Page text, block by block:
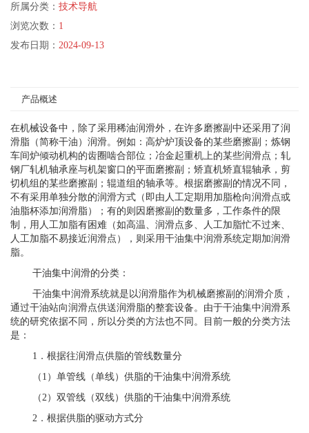
所属分类： 技术导航
浏览次数： 1
发布日期： 2024-09-13
产品概述
在机械设备中，除了采用稀油润滑外，在许多磨擦副中还采用了润
滑脂（简称干油）润滑。例如：高炉炉顶设备的某些磨擦副；炼钢
车间炉倾动机构的齿圈啮合部位；冶金起重机上的某些润滑点；轧
钢厂轧机轴承座与机架窗口的平面磨擦副；矫直机矫直辊轴承，剪
切机组的某些磨擦副；辊道组的轴承等。根据磨擦副的情况不同，
不有采用单独分散的润滑方式（即由人工定期用加脂枪向润滑点或
油脂杯添加润滑脂）；有的则因磨擦副的数量多，工作条件的限
制，用人工加脂有困难（如高温、润滑点多、人工加脂忙不过来、
人工加脂不易接近润滑点），则采用干油集中润滑系统定期加润滑
脂。
干油集中润滑的分类：
干油集中润滑系统就是以润滑脂作为机械磨擦副的润滑介质，
通过干油站向润滑点供送润滑脂的整套设备。由于干油集中润滑系
统的研究依据不同，所以分类的方法也不同。目前一般的分类方法
是：
1．根据往润滑点供脂的管线数量分
（1）单管线（单线）供脂的干油集中润滑系统
（2）双管线（双线）供脂的干油集中润滑系统
2．根据供脂的驱动方式分